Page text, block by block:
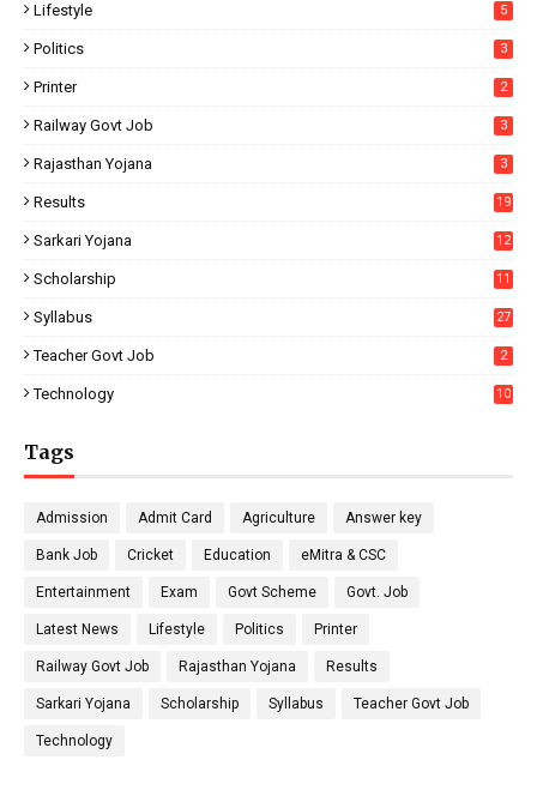
Lifestyle 5
Politics 3
Printer 2
Railway Govt Job 3
Rajasthan Yojana 3
Results 19
Sarkari Yojana 12
Scholarship 11
Syllabus 27
Teacher Govt Job 2
Technology 10
Tags
Admission Admit Card Agriculture Answer key
Bank Job Cricket Education eMitra & CSC
Entertainment Exam Govt Scheme Govt. Job
Latest News Lifestyle Politics Printer
Railway Govt Job Rajasthan Yojana Results
Sarkari Yojana Scholarship Syllabus Teacher Govt Job
Technology